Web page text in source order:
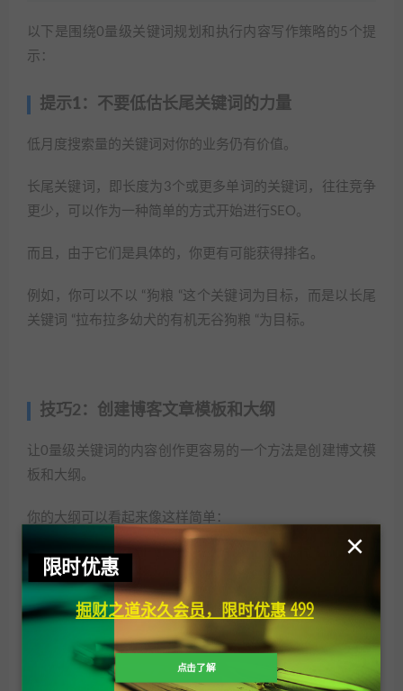
以下是围绕0量级关键词规划和执行内容写作策略的5个提
示：
提示1：不要低估长尾关键词的力量
低月度搜索量的关键词对你的业务仍有价值。
长尾关键词，即长度为3个或更多单词的关键词，往往竞争
更少，可以作为一种简单的方式开始进行SEO。
而且，由于它们是具体的，你更有可能获得排名。
例如，你可以不以 “狗粮 “这个关键词为目标，而是以长尾
关键词 “拉布拉多幼犬的有机无谷狗粮 “为目标。
技巧2：创建博客文章模板和大纲
让0量级关键词的内容创作更容易的一个方法是创建博文模
板和大纲。
你的大纲可以看起来像这样简单：
引言
副标题1
副标题2
限时优惠
掘财之道永久会员，限时优惠 499
点击了解
×